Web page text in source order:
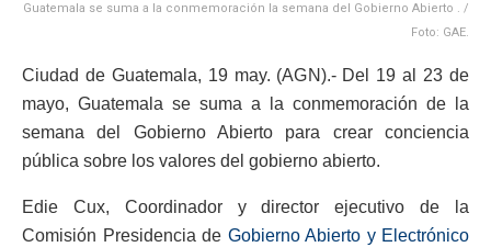
Guatemala se suma a la conmemoración la semana del Gobierno Abierto . /
Foto: GAE.
Ciudad de Guatemala, 19 may. (AGN).- Del 19 al 23 de
mayo, Guatemala se suma a la conmemoración de la
semana del Gobierno Abierto para crear conciencia
pública sobre los valores del gobierno abierto.
Edie Cux, Coordinador y director ejecutivo de la
Comisión Presidencia de Gobierno Abierto y Electrónico